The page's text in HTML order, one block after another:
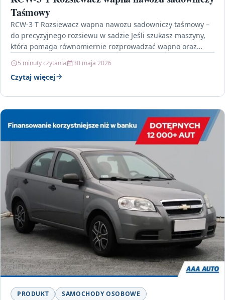
Taśmowy
RCW-3 T Rozsiewacz wapna nawozu sadowniczy taśmowy –
do precyzyjnego rozsiewu w sadzie Jeśli szukasz maszyny,
która pomaga równomiernie rozprowadzać wapno oraz
5 minuty czytania 30 maja 2026
Czytaj więcej
PRODUKT SAMOCHODY OSOBOWE